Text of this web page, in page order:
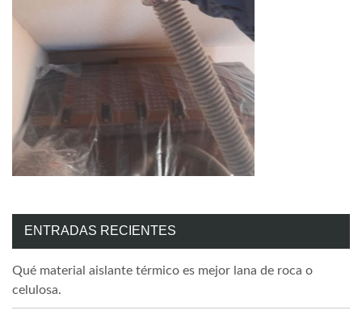
ENTRADAS RECIENTES
Qué material aislante térmico es mejor lana de roca o
celulosa.